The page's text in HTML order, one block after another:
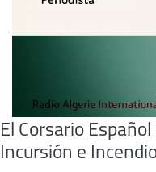
El Corsario
Incursión e